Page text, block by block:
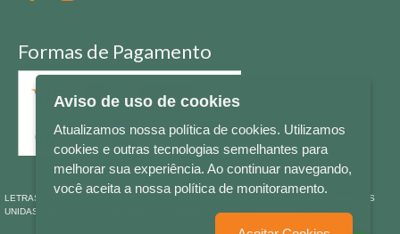
Formas de Pagamento
LETRAS & CIA - CNPJ n° 88.587.548/0001-20 - Térreo Bourbon Shopping - AV. NAÇÕES
UNIDAS , 2001 - Lojas 1064/1065 - RIO BRANCO - - NOVO HAMBURGO - RS
Aviso de uso de cookies
Atualizamos nossa política de cookies. Utilizamos
cookies e outras tecnologias semelhantes para
melhorar sua experiência. Ao continuar navegando,
você aceita a nossa política de monitoramento.